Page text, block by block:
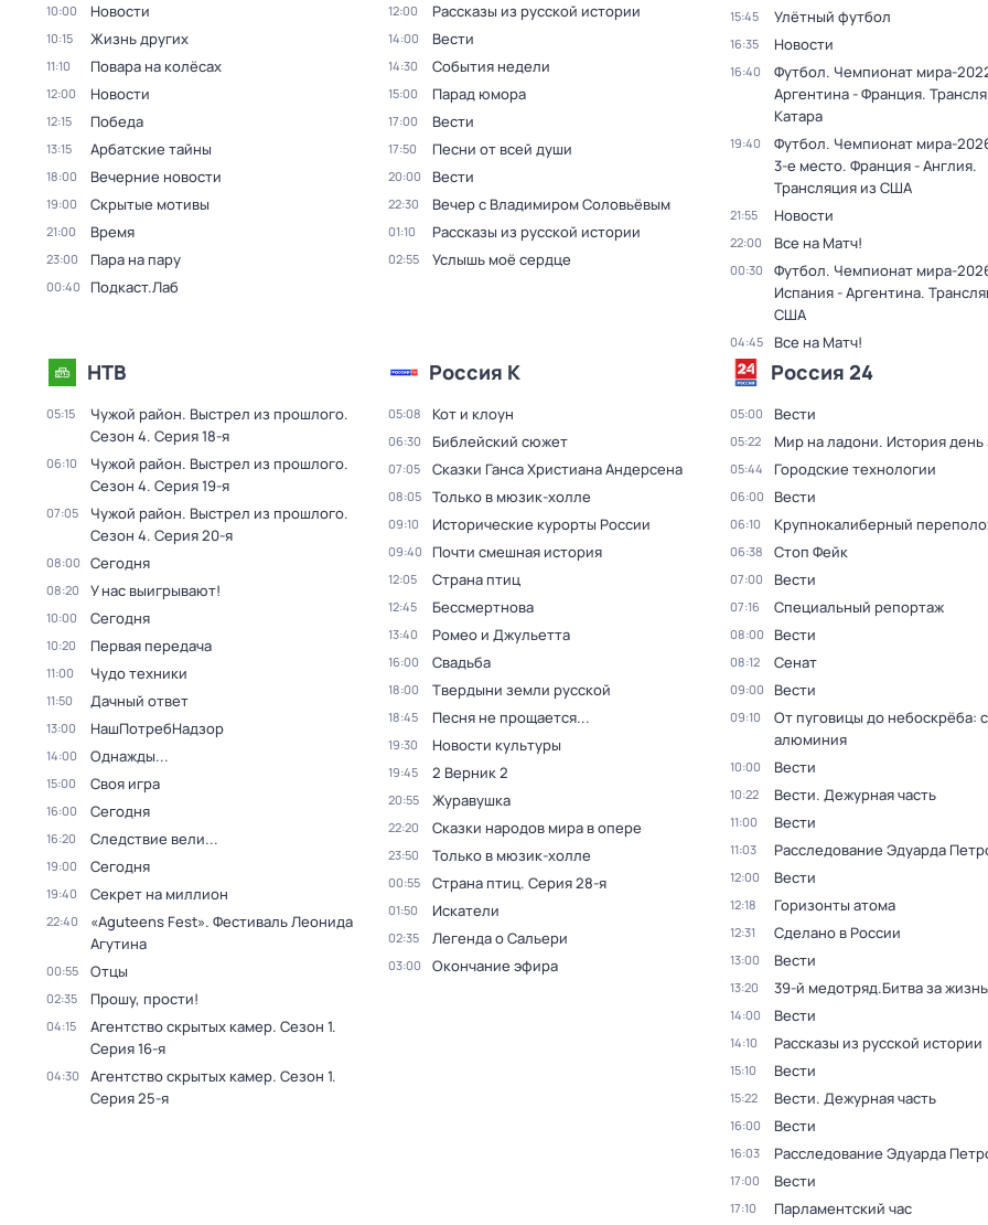
10:00 Новости
10:15 Жизнь других
11:10 Повара на колёсах
12:00 Новости
12:15 Победа
13:15 Арбатские тайны
18:00 Вечерние новости
19:00 Скрытые мотивы
21:00 Время
23:00 Пара на пару
00:40 Подкаст.Лаб
12:00 Рассказы из русской истории
14:00 Вести
14:30 События недели
15:00 Парад юмора
17:00 Вести
17:50 Песни от всей души
20:00 Вести
22:30 Вечер с Владимиром Соловьёвым
01:10 Рассказы из русской истории
02:55 Услышь моё сердце
15:45 Улётный футбол
16:35 Новости
16:40
Футбол. Чемпионат мира-
Аргентина - Франция.
Катара
19:40
Футбол. Чемпионат мира-
3-е место. Франция - Англия.
Трансляция из США
21:55 Новости
22:00 Все на Матч!
00:30
Футбол. Чемпионат мира-
Испания - Аргентина.
США
04:45 Все на Матч!
НТВ
05:15 Чужой район. Выстрел из прошлого.
Сезон 4. Серия 18-я
06:10 Чужой район. Выстрел из прошлого.
Сезон 4. Серия 19-я
07:05 Чужой район. Выстрел из прошлого.
Сезон 4. Серия 20-я
08:00 Сегодня
08:20 У нас выигрывают!
10:00 Сегодня
10:20 Первая передача
11:00 Чудо техники
11:50 Дачный ответ
13:00 НашПотребНадзор
14:00 Однажды...
15:00 Своя игра
16:00 Сегодня
16:20 Следствие вели...
19:00 Сегодня
19:40 Секрет на миллион
22:40
«Aguteens Fest». Фестиваль Леонида
Агутина
00:55 Отцы
02:35 Прошу, прости!
04:15 Агентство скрытых камер. Сезон 1.
Серия 16-я
04:30 Агентство скрытых камер. Сезон 1.
Серия 25-я
Россия К
05:08 Кот и клоун
06:30 Библейский сюжет
07:05 Сказки Ганса Христиана Андерсена
08:05 Только в мюзик-холле
09:10 Исторические курорты России
09:40 Почти смешная история
12:05 Страна птиц
12:45 Бессмертнова
13:40 Ромео и Джульетта
16:00 Свадьба
18:00 Твердыни земли русской
18:45 Песня не прощается...
19:30 Новости культуры
19:45 2 Верник 2
20:55 Журавушка
22:20 Сказки народов мира в опере
23:50 Только в мюзик-холле
00:55 Страна птиц. Серия 28-я
01:50 Искатели
02:35 Легенда о Сальери
03:00 Окончание эфира
Россия 24
05:00 Вести
05:22 Мир на ладони. История день
05:44 Городские технологии
06:00 Вести
06:10 Крупнокалиберный
06:38 Стоп Фейк
07:00 Вести
07:16 Специальный репортаж
08:00 Вести
08:12 Сенат
09:00 Вести
09:10
От пуговицы до небоскрёба:
алюминия
10:00 Вести
10:22 Вести. Дежурная часть
11:00 Вести
11:03 Расследование Эдуарда
12:00 Вести
12:18 Горизонты атома
12:31 Сделано в России
13:00 Вести
13:20 39-й медотряд.Битва за жизнь
14:00 Вести
14:10 Рассказы из русской истории
15:10 Вести
15:22 Вести. Дежурная часть
16:00 Вести
16:03 Расследование Эдуарда
17:00 Вести
17:10 Парламентский час